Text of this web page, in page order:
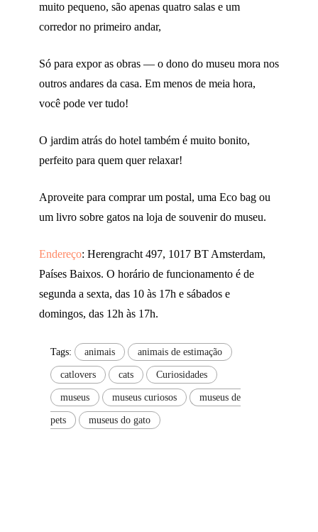
muito pequeno, são apenas quatro salas e um
corredor no primeiro andar,
Só para expor as obras — o dono do museu mora nos
outros andares da casa. Em menos de meia hora,
você pode ver tudo!
O jardim atrás do hotel também é muito bonito,
perfeito para quem quer relaxar!
Aproveite para comprar um postal, uma Eco bag ou
um livro sobre gatos na loja de souvenir do museu.
Endereço: Herengracht 497, 1017 BT Amsterdam,
Países Baixos. O horário de funcionamento é de
segunda a sexta, das 10 às 17h e sábados e
domingos, das 12h às 17h.
Tags: animais animais de estimação
catlovers cats Curiosidades
museus museus curiosos museus de
pets museus do gato